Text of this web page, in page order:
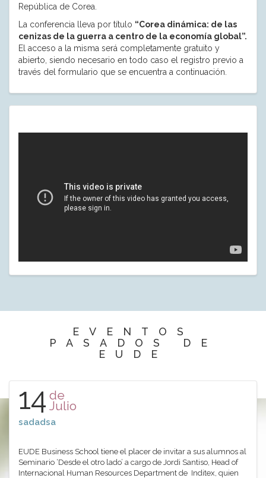
República de Corea.
La conferencia lleva por título “Corea dinámica: de las
cenizas de la guerra a centro de la economía global”.
El acceso a la misma será completamente gratuito y
abierto, siendo necesario en todo caso el registro previo a
través del formulario que se encuentra a continuación.
EVENTOS
PASADOS DE
EUDE
14 de
Julio
sadadsa
EUDE Business School tiene el placer de invitar a sus alumnos al
Seminario ‘Desde el otro lado’ a cargo de Jordi Santiso, Head of
Internacional Human Resources Department de Inditex, quien